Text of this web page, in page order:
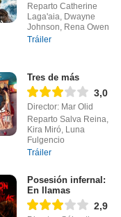
Reparto Catherine
Laga'aia, Dwayne
Johnson, Rena Owen
Tráiler
Tres de más
3,0
Director: Mar Olid
Reparto Salva Reina,
Kira Miró, Luna
Fulgencio
Tráiler
Posesión infernal:
En llamas
2,9